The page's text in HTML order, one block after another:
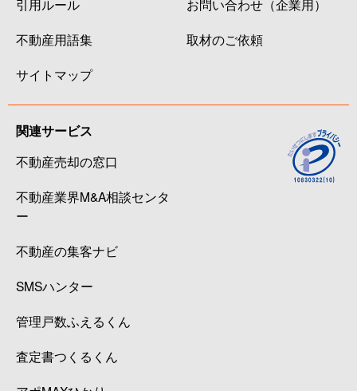
引用ルール
不動産用語集
サイトマップ
お問い合わせ（企業用）
取材のご依頼
関連サービス
不動産売却の窓口
不動産業界M&A相談センタ
ー
不動産の集客ナビ
SMSハンター
管理戸数ふえるくん
査定書つくるくん